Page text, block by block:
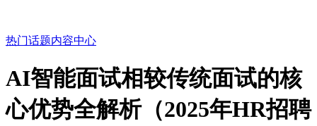
热门话题内容中心
AI智能面试相较传统面试的核
心优势全解析（2025年HR招聘